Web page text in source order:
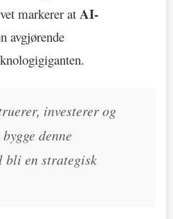
markerer at AI-
avgjørende
investerer og
denne
en strategisk